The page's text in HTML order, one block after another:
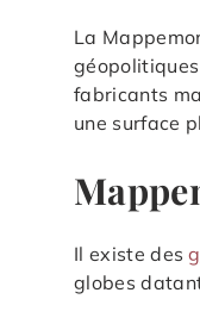
La
fabricants
une surface
Il existe des
globes